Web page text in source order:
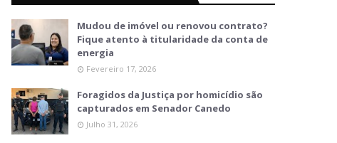
Mudou de imóvel ou renovou contrato?
Fique atento à titularidade da conta de
energia
Fevereiro 17, 2026
Foragidos da Justiça por homicídio são
capturados em Senador Canedo
Julho 31, 2026